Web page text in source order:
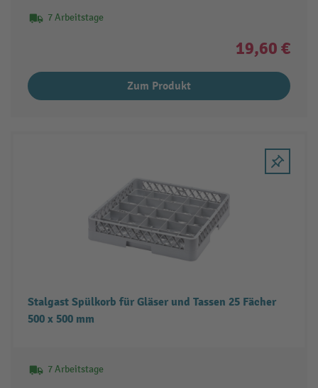
7 Arbeitstage
19,60 €
Zum Produkt
Stalgast Spülkorb für Gläser und Tassen 25 Fächer
500 x 500 mm
7 Arbeitstage